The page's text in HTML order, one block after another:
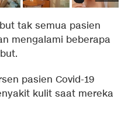
tak semua pasien
mengalami beberapa
pasien Covid-19
kulit saat mereka